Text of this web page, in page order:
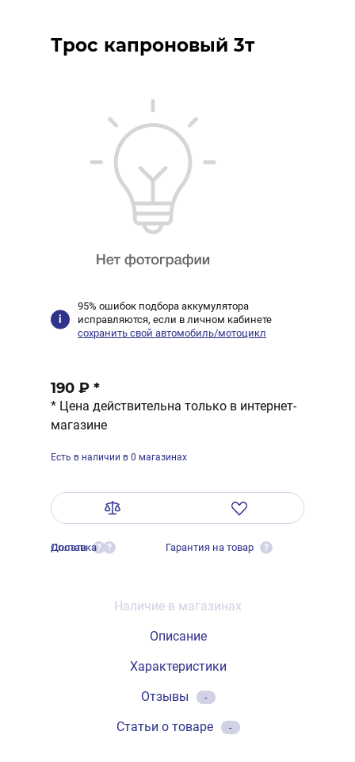
Трос капроновый 3т
95% ошибок подбора аккумулятора
исправляются, если в личном кабинете
сохранить свой автомобиль/мотоцикл
190 ₽ *
* Цена действительна только в интернет-
магазине
Есть в наличии в 0 магазинах
Оплата ?
Доставка ? Гарантия на товар ?
Наличие в магазинах
Описание
Характеристики
Отзывы
-
Статьи о товаре -